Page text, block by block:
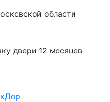
области
двери 12 месяцев